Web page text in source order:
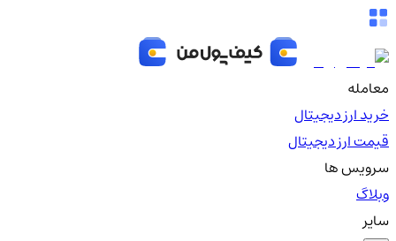
معامله
خرید ارز دیجیتال
قیمت ارز دیجیتال
سرویس ها
وبلاگ
سایر